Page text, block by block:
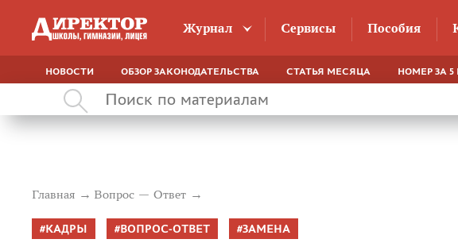
Журнал Сервисы Пособия
НОВОСТИ ОБЗОР ЗАКОНОДАТЕЛЬСТВА СТАТЬЯ МЕСЯЦА НОМЕР ЗА
Главная Вопрос — Ответ
КАДРЫ ВОПРОС-ОТВЕТ ЗАМЕНА